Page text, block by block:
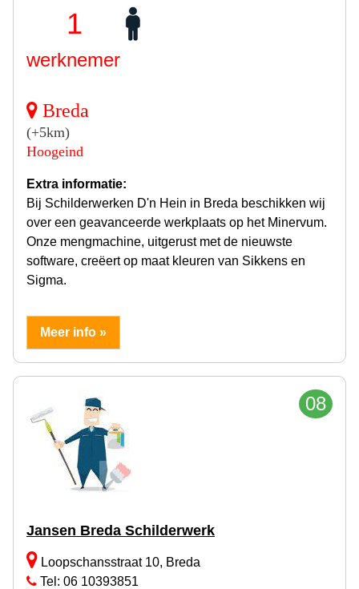
1
werknemer
Breda
(+5km)
Hoogeind
Extra informatie:
Bij Schilderwerken D'n Hein in Breda beschikken wij
over een geavanceerde werkplaats op het Minervum.
Onze mengmachine, uitgerust met de nieuwste
software, creëert op maat kleuren van Sikkens en
Sigma.
Meer info »
08
Jansen Breda Schilderwerk
Loopschansstraat 10, Breda
Tel: 06 10393851